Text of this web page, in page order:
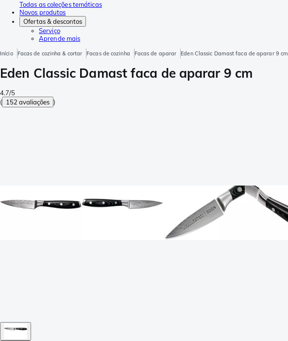
Todas as coleções temáticas
Novos produtos
Ofertas & descontos
Serviço
Aprende mais
Início Facas de cozinha & cortar Facas de cozinha Facas de aparar Eden Classic Damast faca de aparar 9 cm
Eden Classic Damast faca de aparar 9 cm
4.7/5
( 152 avaliações )